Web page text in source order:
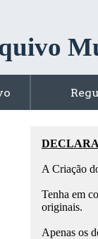
A Criação
Tenha em
originais.
Apenas os